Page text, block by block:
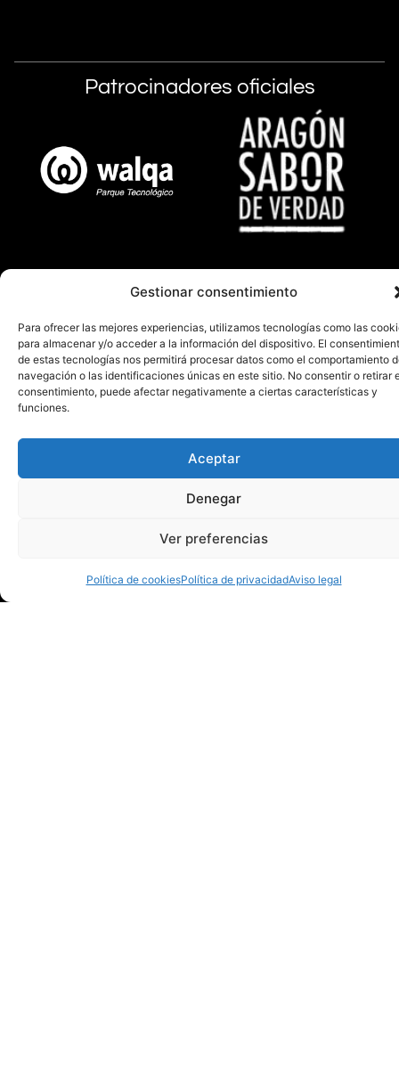
Gestionar consentimiento
Para ofrecer las mejores experiencias, utilizamos tecnologías como las
para almacenar y/o acceder a la información del dispositivo. El
de estas tecnologías nos permitirá procesar datos como el comportamiento
navegación o las identificaciones únicas en este sitio. No consentir o retirar
consentimiento, puede afectar negativamente a ciertas características y
funciones.
Aceptar
Denegar
Ver preferencias
Política de cookiesPolítica de privacidadAviso legal
Patrocinadores oficiales